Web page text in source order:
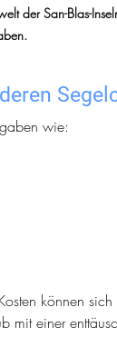
der San-Blas-
wie:
können
mit einer